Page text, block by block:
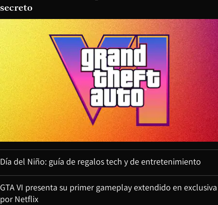
secreto
Día del Niño: guía de regalos tech y de entretenimiento
GTA VI presenta su primer gameplay extendido en exclusiva
por Netflix